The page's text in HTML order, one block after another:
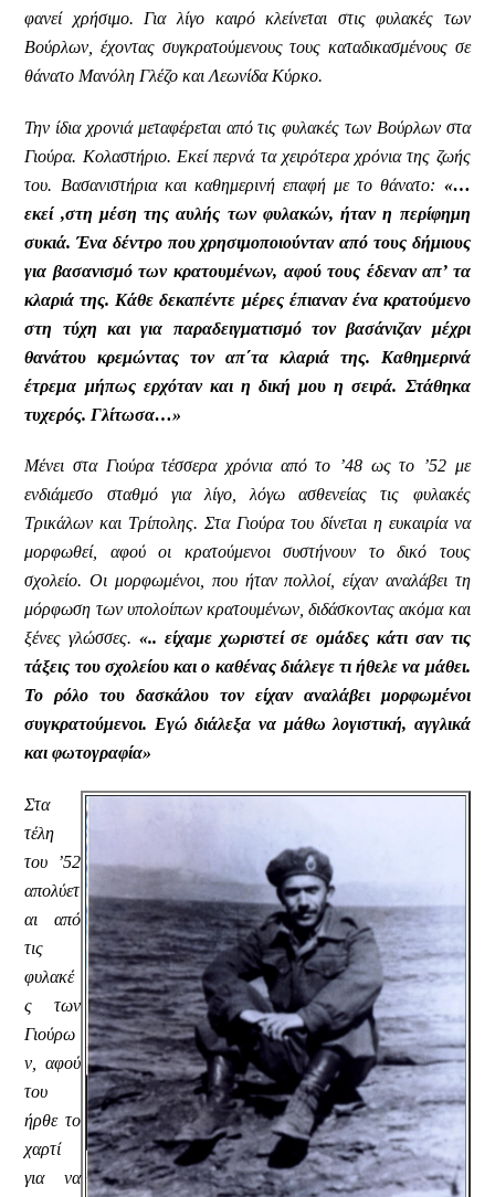
φανεί χρήσιμο. Για λίγο καιρό κλείνεται στις φυλακές των
Βούρλων, έχοντας συγκρατούμενους τους καταδικασμένους σε
θάνατο Μανόλη Γλέζο και Λεωνίδα Κύρκο.
Την ίδια χρονιά μεταφέρεται από τις φυλακές των Βούρλων στα
Γιούρα. Κολαστήριο. Εκεί περνά τα χειρότερα χρόνια της ζωής
του. Βασανιστήρια και καθημερινή επαφή με το θάνατο: «…
εκεί ,στη μέση της αυλής των φυλακών, ήταν η περίφημη
συκιά. Ένα δέντρο που χρησιμοποιούνταν από τους δήμιους
για βασανισμό των κρατουμένων, αφού τους έδεναν απ’ τα
κλαριά της. Κάθε δεκαπέντε μέρες έπιαναν ένα κρατούμενο
στη τύχη και για παραδειγματισμό τον βασάνιζαν μέχρι
θανάτου κρεμώντας τον απ΄τα κλαριά της. Καθημερινά
έτρεμα μήπως ερχόταν και η δική μου η σειρά. Στάθηκα
τυχερός. Γλίτωσα…»
Μένει στα Γιούρα τέσσερα χρόνια από το ’48 ως το ’52 με
ενδιάμεσο σταθμό για λίγο, λόγω ασθενείας τις φυλακές
Τρικάλων και Τρίπολης. Στα Γιούρα του δίνεται η ευκαιρία να
μορφωθεί, αφού οι κρατούμενοι συστήνουν το δικό τους
σχολείο. Οι μορφωμένοι, που ήταν πολλοί, είχαν αναλάβει τη
μόρφωση των υπολοίπων κρατουμένων, διδάσκοντας ακόμα και
ξένες γλώσσες.«.. είχαμε χωριστεί σε ομάδες κάτι σαν τις
τάξεις του σχολείου και ο καθένας διάλεγε τι ήθελε να μάθει.
Το ρόλο του δασκάλου τον είχαν αναλάβει μορφωμένοι
συγκρατούμενοι. Εγώ διάλεξα να μάθω λογιστική, αγγλικά
και φωτογραφία»
Στα
τέλη
του ’52
απολύετ
αι από
τις
φυλακέ
ς των
Γιούρω
ν, αφού
του
ήρθε το
χαρτί
για να